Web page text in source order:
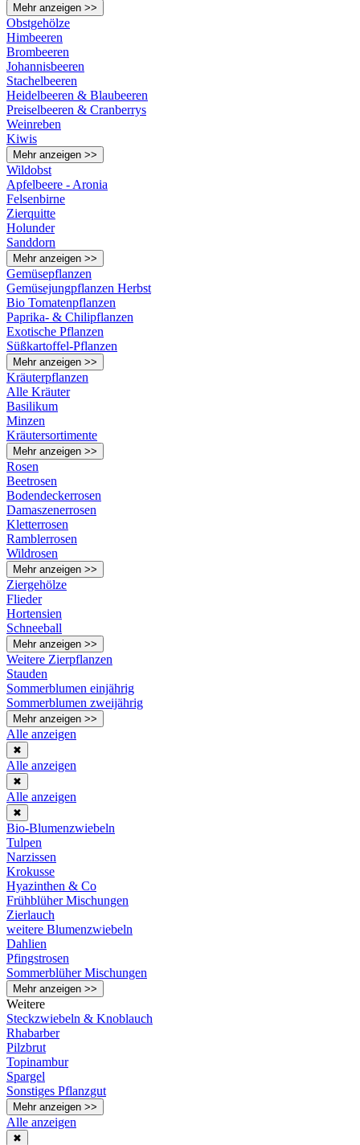
Mehr anzeigen >>
Obstgehölze
Himbeeren
Brombeeren
Johannisbeeren
Stachelbeeren
Heidelbeeren & Blaubeeren
Preiselbeeren & Cranberrys
Weinreben
Kiwis
Mehr anzeigen >>
Wildobst
Apfelbeere - Aronia
Felsenbirne
Zierquitte
Holunder
Sanddorn
Mehr anzeigen >>
Gemüsepflanzen
Gemüsejungpflanzen Herbst
Bio Tomatenpflanzen
Paprika- & Chilipflanzen
Exotische Pflanzen
Süßkartoffel-Pflanzen
Mehr anzeigen >>
Kräuterpflanzen
Alle Kräuter
Basilikum
Minzen
Kräutersortimente
Mehr anzeigen >>
Rosen
Beetrosen
Bodendeckerrosen
Damaszenerrosen
Kletterrosen
Ramblerrosen
Wildrosen
Mehr anzeigen >>
Ziergehölze
Flieder
Hortensien
Schneeball
Mehr anzeigen >>
Weitere Zierpflanzen
Stauden
Sommerblumen einjährig
Sommerblumen zweijährig
Mehr anzeigen >>
Alle anzeigen
✖
Alle anzeigen
✖
Alle anzeigen
✖
Bio-Blumenzwiebeln
Tulpen
Narzissen
Krokusse
Hyazinthen & Co
Frühblüher Mischungen
Zierlauch
weitere Blumenzwiebeln
Dahlien
Pfingstrosen
Sommerblüher Mischungen
Mehr anzeigen >>
Weitere
Steckzwiebeln & Knoblauch
Rhabarber
Pilzbrut
Topinambur
Spargel
Sonstiges Pflanzgut
Mehr anzeigen >>
Alle anzeigen
✖